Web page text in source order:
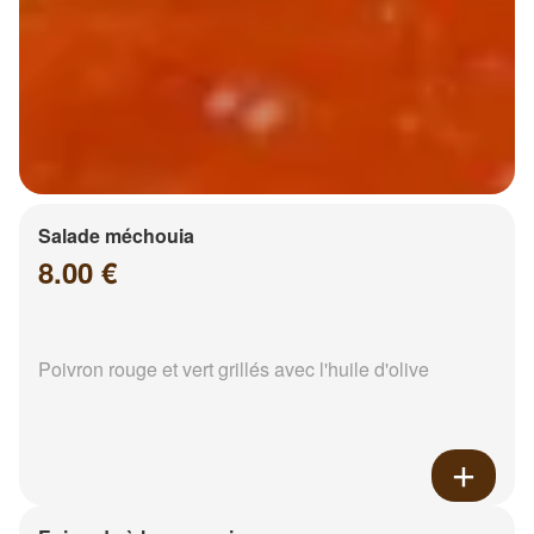
Salade méchouia
8.00 €
Poivron rouge et vert grillés avec l'huile d'olive